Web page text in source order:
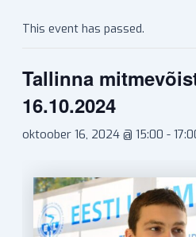
This event has passed.
Tallinna
16.10.2024
oktoober 16, 2024 @ 15:00 -